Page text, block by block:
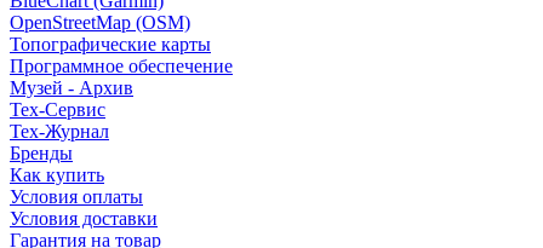
OpenStreetMap (OSM)
Топографические карты
Программное обеспечение
Музей - Архив
Tex-Сервис
Тех-Журнал
Бренды
Как купить
Условия оплаты
Условия доставки
Гарантия на товар